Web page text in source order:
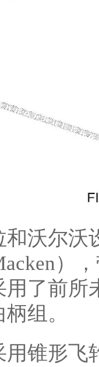
沃尔沃
）
了前所
组。
锥形飞